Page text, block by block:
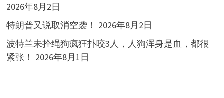
2026年8月2日
特朗普又说取消空袭！ 2026年8月2日
波特兰未拴绳狗疯狂扑咬3人，人狗浑身是血，都很
紧张！ 2026年8月1日